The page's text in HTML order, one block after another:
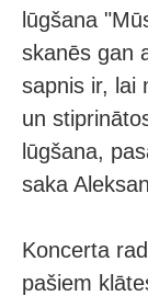
lūgšana
skanēs gan
sapnis ir, lai
un
lūgšana,
saka
Koncerta
pašiem